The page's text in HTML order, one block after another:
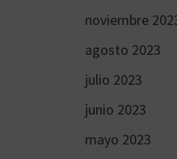
noviembre
agosto 2023
julio 2023
junio 2023
mayo 2023